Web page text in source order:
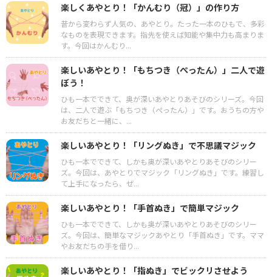
楽しくあやとり！「かんむり（冠）」の作り方
昔から変わらず人気の、あやとり。たった一本のひもで、多彩
なものを表現できます。指先を使えば知能や集中力も高まりま
す。今回はかんむり...
楽しいあやとり！「もちつき（ぺったん）」二人で遊
ぼう！
ひも一本でできて、奥が深いあやとりあそびのシリーズ。今回
は、二人で遊ぶ「もちつき（ぺったん）」です。おうちの方や
お友だちと一緒に、...
楽しいあやとり！「リングぬき」で不思議マジック
ひも一本でできて、しかも奥が深いあやとりあそびのシリー
ズ。今回は、あやとりでマジック「リングぬき」です。練習し
て上手になったら、ぜ...
楽しいあやとり！「手首ぬき」で簡単マジック
ひも一本でできて、しかも奥が深いあやとりあそびのシリー
ズ。今回は、簡単なマジックあやとり「手首ぬき」です。ママ
やお友だちの手を借り...
楽しいあやとり！「指ぬき」でビックリさせよう